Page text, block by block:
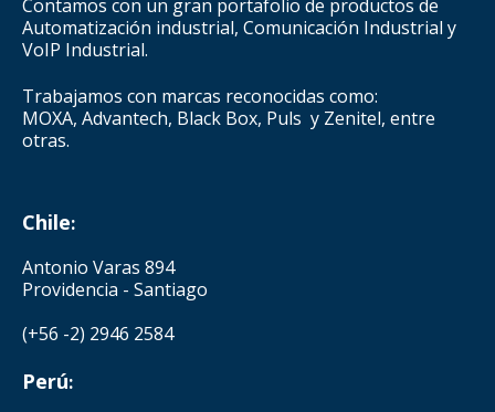
Contamos con un gran portafolio de productos de
Automatización industrial, Comunicación Industrial y
VoIP Industrial.
Trabajamos con marcas reconocidas como:
MOXA, Advantech, Black Box, Puls y Zenitel, entre
otras.
Chile:
Antonio Varas 894
Providencia - Santiago
(+56 -2) 2946 2584
Perú: